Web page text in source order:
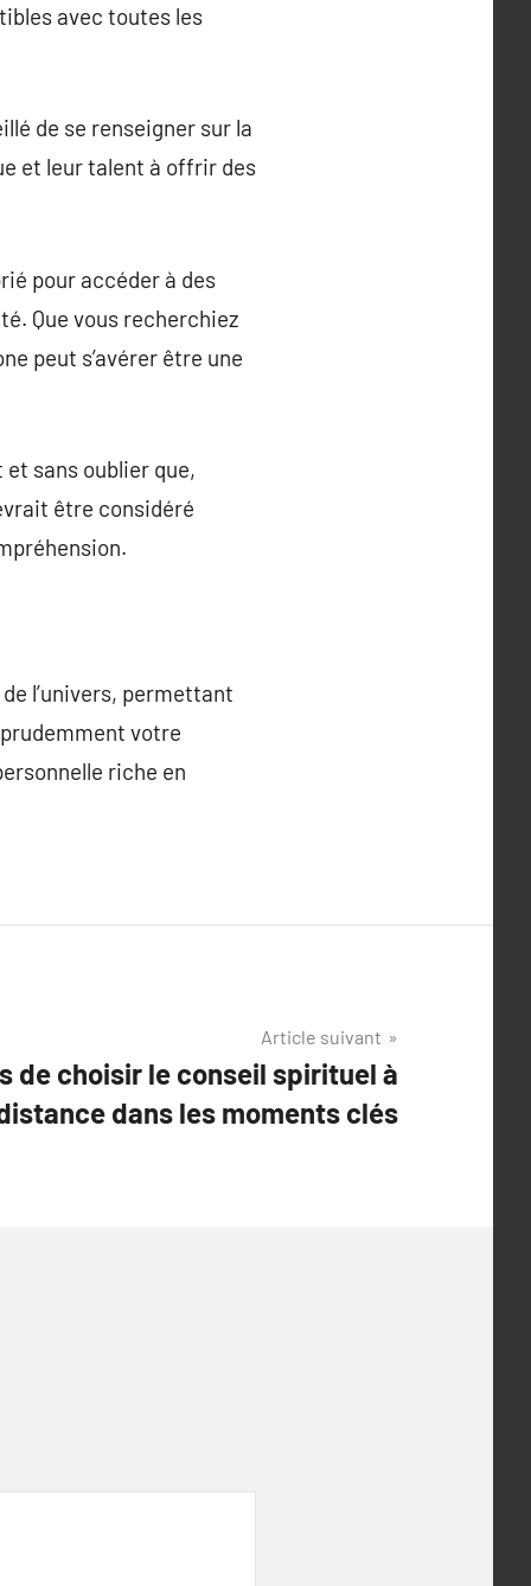
avec toutes les
de se renseigner sur la
et leur talent à offrir des
pour accéder à des
Que vous recherchiez
peut s’avérer être une
sans oublier que,
être considéré
l’univers, permettant
votre
riche en
Article suivant
de choisir le conseil spirituel à
dans les moments clés